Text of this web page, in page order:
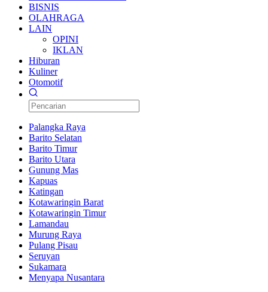
BISNIS
OLAHRAGA
LAIN
OPINI
IKLAN
Hiburan
Kuliner
Otomotif
Palangka Raya
Barito Selatan
Barito Timur
Barito Utara
Gunung Mas
Kapuas
Katingan
Kotawaringin Barat
Kotawaringin Timur
Lamandau
Murung Raya
Pulang Pisau
Seruyan
Sukamara
Menyapa Nusantara